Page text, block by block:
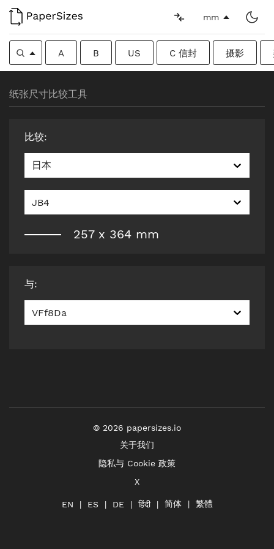
mm
A B US C 信封 摄影
纸张尺寸比较工具
比较:
日本
JB4
257x 364 mm
与:
VFf8Da
© 2026 papersizes.io
关于我们
隐私与 Cookie 政策
X
EN ES DE हिंदी 简体 繁體